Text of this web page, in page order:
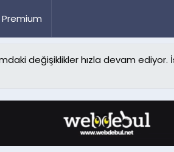
Premium
değişiklikler hızla devam ediyor.